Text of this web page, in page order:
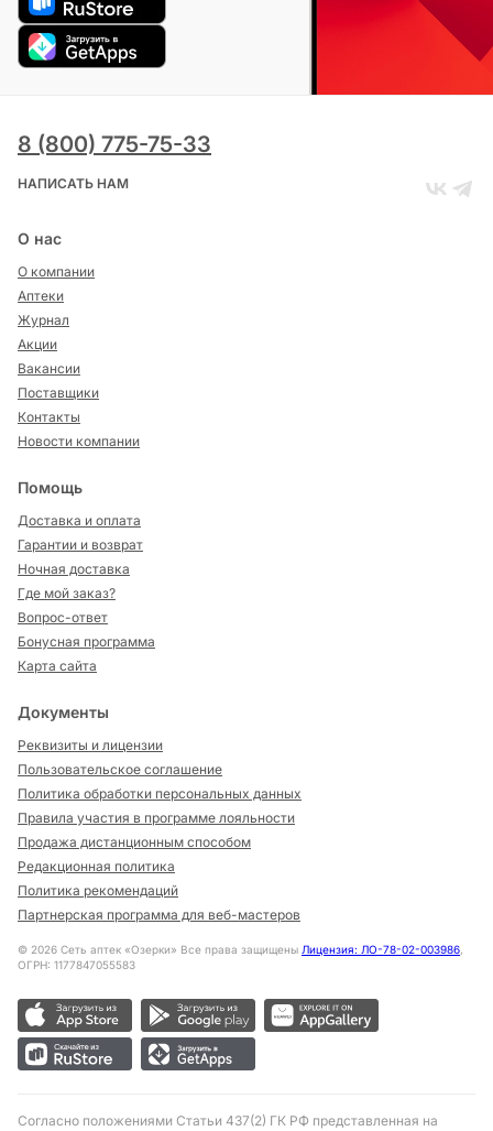
8 (800) 775-75-33
НАПИСАТЬ НАМ
О нас
О компании
Аптеки
Журнал
Акции
Вакансии
Поставщики
Контакты
Новости компании
Помощь
Доставка и оплата
Гарантии и возврат
Ночная доставка
Где мой заказ?
Вопрос-ответ
Бонусная программа
Карта сайта
Документы
Реквизиты и лицензии
Пользовательское соглашение
Политика обработки персональных данных
Правила участия в программе лояльности
Продажа дистанционным способом
Редакционная политика
Политика рекомендаций
Партнерская программа для веб-мастеров
© 2026 Сеть аптек «Озерки» Все права защищены Лицензия: ЛО-78-02-003986,
ОГРН: 1177847055583
Согласно положениями Статьи 437(2) ГК РФ представленная на